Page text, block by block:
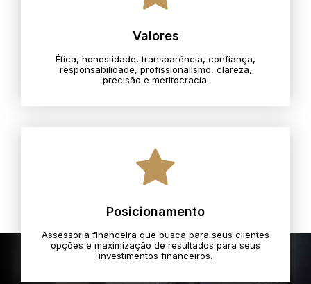
Valores
Ética, honestidade, transparência, confiança,
responsabilidade, profissionalismo, clareza,
precisão e meritocracia.​
Posicionamento
Assessoria financeira que busca para seus clientes
opções e maximização de resultados para seus
investimentos financeiros.